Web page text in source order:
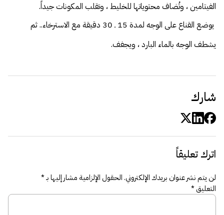
الفيتامين ، وتُضاف محتوياتها للخليط ، وتقلب المكونات جيداً.
يوضع القناع على الوجه لمدة 15 ـ 30 دقيقة مع الاسترخاء.. ثم
يشطف الوجه بالماء البارد ، ويجفف.
شارك
اترك تعليقاً
لن يتم نشر عنوان بريدك الإلكتروني.الحقول الإلزامية مشار إليها بـ*
التعليق*